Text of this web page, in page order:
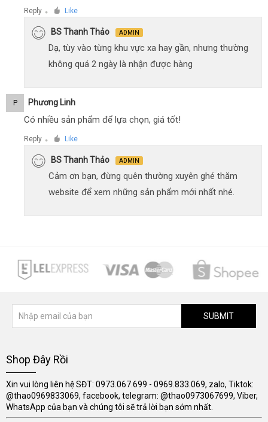
Reply ● Like
BS Thanh Thảo ADMIN
Dạ, tùy vào từng khu vực xa hay gần, nhưng thường
không quá 2 ngày là nhận được hàng
P Phương Linh
Có nhiều sản phẩm để lựa chọn, giá tốt!
Reply ● Like
BS Thanh Thảo ADMIN
Cảm ơn bạn, đừng quên thường xuyên ghé thăm
website để xem những sản phẩm mới nhất nhé.
SUBMIT
Shop Đây Rồi
Xin vui lòng liên hệ SĐT: 0973.067.699 - 0969.833.069, zalo, Tiktok:
@thao0969833069, facebook, telegram: @thao0973067699, Viber,
WhatsApp của bạn và chúng tôi sẽ trả lời bạn sớm nhất.